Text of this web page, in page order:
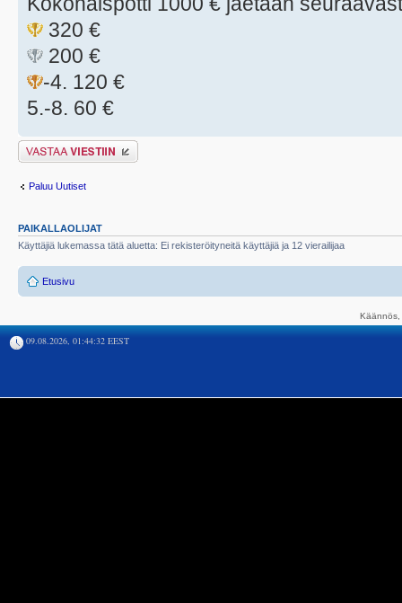
320 €
200 €
-4. 120 €
5.-8. 60 €
Lähetä vastaus
Paluu Uutiset
PAIKALLAOLIJAT
Käyttäjiä lukemassa tätä aluetta: Ei rekisteröityneitä käyttäjiä ja 12 vierailijaa
Etusivu
09.08.2026, 01:44:32 EEST